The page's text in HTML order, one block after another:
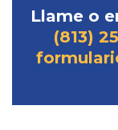
Llame o
(813)